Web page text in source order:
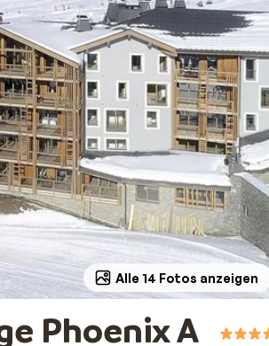
Alle 14 Fotos anzeigen
Phoenix A